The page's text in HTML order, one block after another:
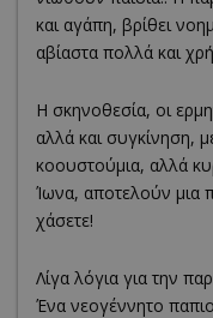
και αγάπη, βρίθει
αβίαστα πολλά και
Η σκηνοθεσία, οι
αλλά και συγκίνηση,
κοουστούμια, αλλά
Ίωνα, αποτελούν μια
χάσετε!
Λίγα λόγια για την
Ένα νεογέννητο